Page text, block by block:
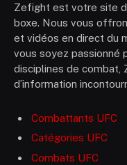
Zefight est votre site
boxe. Nous vous
et vidéos en direct du
vous soyez passionné
disciplines de
d’information
Combattants UFC
Catégories UFC
Combats UFC